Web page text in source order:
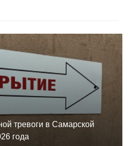
тревоги в Самарской
года